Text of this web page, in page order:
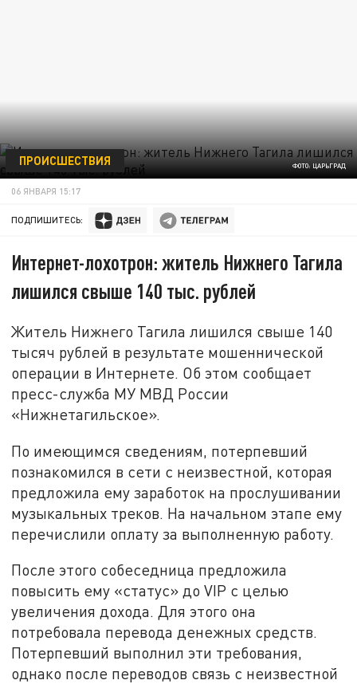
ФОТО: ЦАРЬГРАД
ПРОИСШЕСТВИЯ
06 ЯНВАРЯ 15:17
ПОДПИШИТЕСЬ:
Интернет-лохотрон: житель Нижнего Тагила
лишился свыше 140 тыс. рублей
Житель Нижнего Тагила лишился свыше 140
тысяч рублей в результате мошеннической
операции в Интернете. Об этом сообщает
пресс-служба МУ МВД России
«Нижнетагильское».
По имеющимся сведениям, потерпевший
познакомился в сети с неизвестной, которая
предложила ему заработок на прослушивании
музыкальных треков. На начальном этапе ему
перечислили оплату за выполненную работу.
После этого собеседница предложила
повысить ему «статус» до VIP с целью
увеличения дохода. Для этого она
потребовала перевода денежных средств.
Потерпевший выполнил эти требования,
однако после переводов связь с неизвестной